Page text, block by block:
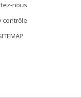
nous
contrôle